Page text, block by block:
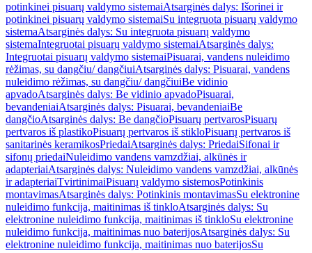
potinkinei pisuarų valdymo sistemaiAtsarginės dalys: Išorinei ir
potinkinei pisuarų valdymo sistemaiSu integruota pisuarų valdymo
sistemaAtsarginės dalys: Su integruota pisuarų valdymo
sistemaIntegruotai pisuarų valdymo sistemaiAtsarginės dalys:
Integruotai pisuarų valdymo sistemaiPisuarai, vandens nuleidimo
rėžimas, su dangčiu/ dangčiuiAtsarginės dalys: Pisuarai, vandens
nuleidimo rėžimas, su dangčiu/ dangčiuiBe vidinio
apvadoAtsarginės dalys: Be vidinio apvadoPisuarai,
bevandeniaiAtsarginės dalys: Pisuarai, bevandeniaiBe
dangčioAtsarginės dalys: Be dangčioPisuarų pertvarosPisuarų
pertvaros iš plastikoPisuarų pertvaros iš stikloPisuarų pertvaros iš
sanitarinės keramikosPriedaiAtsarginės dalys: PriedaiSifonai ir
sifonų priedaiNuleidimo vandens vamzdžiai, alkūnės ir
adapteriaiAtsarginės dalys: Nuleidimo vandens vamzdžiai, alkūnės
ir adapteriaiTvirtinimaiPisuarų valdymo sistemosPotinkinis
montavimasAtsarginės dalys: Potinkinis montavimasSu elektronine
nuleidimo funkcija, maitinimas iš tinkloAtsarginės dalys: Su
elektronine nuleidimo funkcija, maitinimas iš tinkloSu elektronine
nuleidimo funkcija, maitinimas nuo baterijosAtsarginės dalys: Su
elektronine nuleidimo funkcija, maitinimas nuo baterijosSu